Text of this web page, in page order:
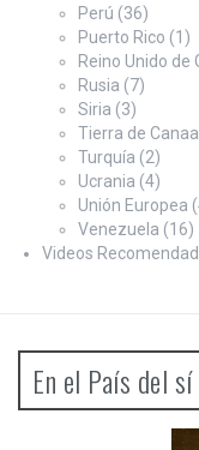
Perú (36)
Puerto Rico (1)
Reino Unido de
Rusia (7)
Siria (3)
Tierra de
Turquía (2)
Ucrania (4)
Unión Europea
Venezuela (16)
Videos
En el País del